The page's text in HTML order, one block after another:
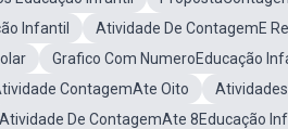
Infantil
Atividade De ContagemE
Grafico Com NumeroEducação
ContagemAte Oito
Atividade De ContagemAte 8Educação